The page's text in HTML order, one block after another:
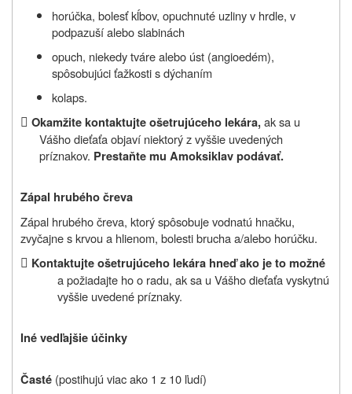
horúčka, bolesť kĺbov, opuchnuté uzliny v hrdle, v
podpazuší alebo slabinách
opuch, niekedy tváre alebo úst (angioedém),
spôsobujúci ťažkosti s dýchaním
kolaps.
 Okamžite kontaktujte ošetrujúceho lekára,ak sa u
Vášho dieťaťa objaví niektorý z vyššie uvedených
príznakov. Prestaňte mu Amoksiklav podávať.
Zápal hrubého čreva
Zápal hrubého čreva, ktorý spôsobuje vodnatú hnačku,
zvyčajne s krvou a hlienom, bolesti brucha a/alebo horúčku.
 Kontaktujte ošetrujúceho lekára hneď ako je to možné
a požiadajte ho o radu, ak sa u Vášho dieťaťa vyskytnú
vyššie uvedené príznaky.
Iné vedľajšie účinky
Časté (postihujú viac ako 1 z 10 ľudí)